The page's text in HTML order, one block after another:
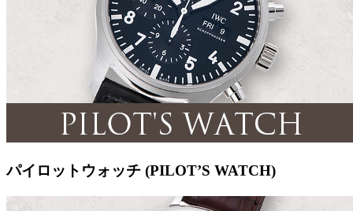
パイロットウォッチ (PILOT’S WATCH)